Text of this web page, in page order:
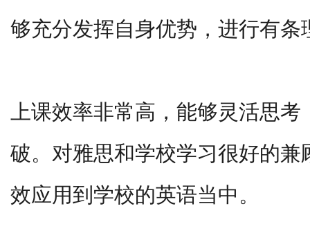
够充分发挥自身优势，进行有
上课效率非常高，能够灵活思
破。对雅思和学校学习很好的
效应用到学校的英语当中。